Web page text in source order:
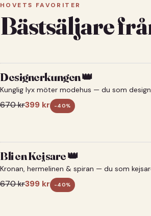
HOVETS FAVORITER
Bästsäljare
Designerkungen 👑
Kunglig lyx möter modehus — du som
670kr399 kr -40%
Bli en Kejsare 👑
Kronan, hermelinen & spiran — du som
670kr399 kr -40%